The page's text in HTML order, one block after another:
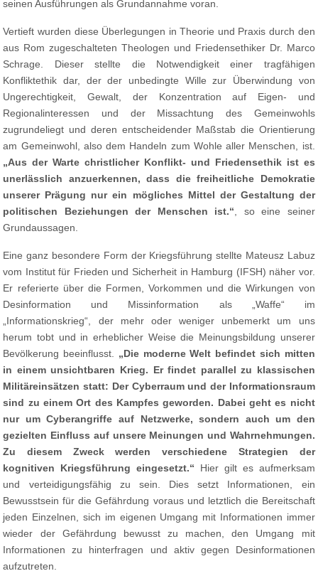
seinen Ausführungen als Grundannahme voran.
Vertieft wurden diese Überlegungen in Theorie und Praxis durch den
aus Rom zugeschalteten Theologen und Friedensethiker Dr. Marco
Schrage. Dieser stellte die Notwendigkeit einer tragfähigen
Konfliktethik dar, der der unbedingte Wille zur Überwindung von
Ungerechtigkeit, Gewalt, der Konzentration auf Eigen- und
Regionalinteressen und der Missachtung des Gemeinwohls
zugrundeliegt und deren entscheidender Maßstab die Orientierung
am Gemeinwohl, also dem Handeln zum Wohle aller Menschen, ist.
„Aus der Warte christlicher Konflikt- und Friedensethik ist es
unerlässlich anzuerkennen, dass die freiheitliche Demokratie
unserer Prägung nur ein mögliches Mittel der Gestaltung der
politischen Beziehungen der Menschen ist.“, so eine seiner
Grundaussagen.
Eine ganz besondere Form der Kriegsführung stellte Mateusz Labuz
vom Institut für Frieden und Sicherheit in Hamburg (IFSH) näher vor.
Er referierte über die Formen, Vorkommen und die Wirkungen von
Desinformation und Missinformation als „Waffe“ im
„Informationskrieg“, der mehr oder weniger unbemerkt um uns
herum tobt und in erheblicher Weise die Meinungsbildung unserer
Bevölkerung beeinflusst. „Die moderne Welt befindet sich mitten
in einem unsichtbaren Krieg. Er findet parallel zu klassischen
Militäreinsätzen statt: Der Cyberraum und der Informationsraum
sind zu einem Ort des Kampfes geworden. Dabei geht es nicht
nur um Cyberangriffe auf Netzwerke, sondern auch um den
gezielten Einfluss auf unsere Meinungen und Wahrnehmungen.
Zu diesem Zweck werden verschiedene Strategien der
kognitiven Kriegsführung eingesetzt.“ Hier gilt es aufmerksam
und verteidigungsfähig zu sein. Dies setzt Informationen, ein
Bewusstsein für die Gefährdung voraus und letztlich die Bereitschaft
jeden Einzelnen, sich im eigenen Umgang mit Informationen immer
wieder der Gefährdung bewusst zu machen, den Umgang mit
Informationen zu hinterfragen und aktiv gegen Desinformationen
aufzutreten.